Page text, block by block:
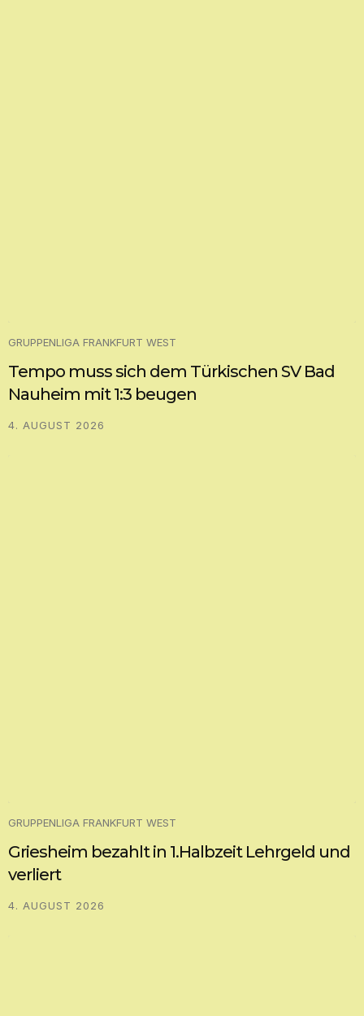
GRUPPENLIGA FRANKFURT WEST
Tempo muss sich dem Türkischen SV Bad
Nauheim mit 1:3 beugen
4. AUGUST 2026
GRUPPENLIGA FRANKFURT WEST
Griesheim bezahlt in 1.Halbzeit Lehrgeld und
verliert
4. AUGUST 2026